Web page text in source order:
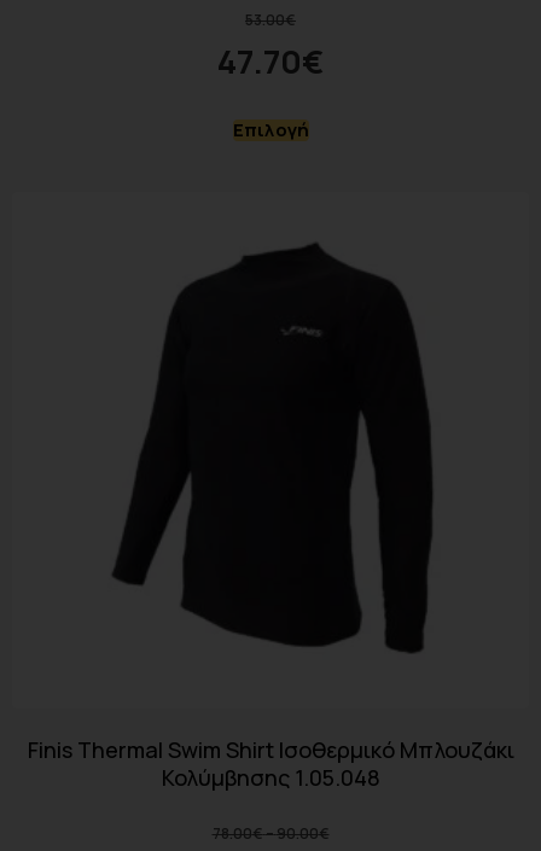
53.00€
47.70€
Επιλογή
Finis Thermal Swim Shirt Ισοθερμικό Μπλουζάκι
Κολύμβησης 1.05.048
78.00€–90.00€